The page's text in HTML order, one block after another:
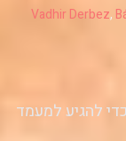
Vadhir Derbez,
להגיע למעמד